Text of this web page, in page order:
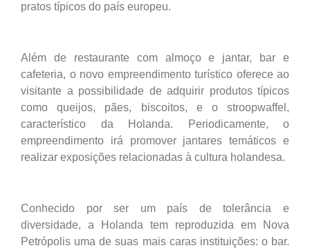
pratos típicos do país europeu.
Além de restaurante com almoço e jantar, bar e
cafeteria, o novo empreendimento turístico oferece ao
visitante a possibilidade de adquirir produtos típicos
como queijos, pães, biscoitos, e o stroopwaffel,
característico da Holanda. Periodicamente, o
empreendimento irá promover jantares temáticos e
realizar exposições relacionadas à cultura holandesa.
Conhecido por ser um país de tolerância e
diversidade, a Holanda tem reproduzida em Nova
Petrópolis uma de suas mais caras instituições: o bar.